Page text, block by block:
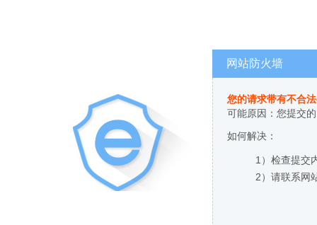
网站防火墙
您的请求带有不合
可能原因：您提交
如何解决：
1）检查提交
2）请联系网